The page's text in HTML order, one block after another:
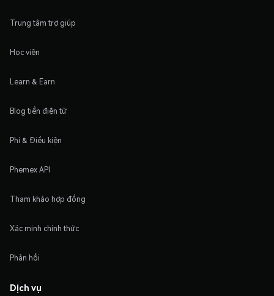
Trung tâm trợ giúp
Học viện
Learn & Earn
Blog tiền điện tử
Phí & Điều kiện
Phemex API
Tham khảo hợp đồng
Xác minh chính thức
Phản hồi
Dịch vụ